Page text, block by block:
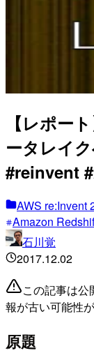
【レポー
ータレイ
#reinvent
AWS re:Invent
Amazon
石川覚
2017.12.02
この記事は
報が古い可能性
原題